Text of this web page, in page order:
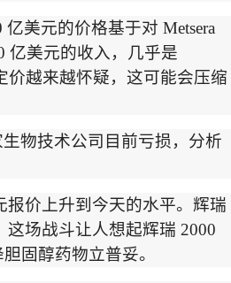
亿美元的价格基于对 Metsera
亿美元的收入，几乎是
价越来越怀疑，这可能会压缩
物技术公司目前亏损，分析
报价上升到今天的水平。辉瑞
这场战斗让人想起辉瑞 2000
固醇药物立普妥。